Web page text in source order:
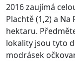
2016 zaujímá
Plachtě (1,2) a Na
hektaru.
lokality jsou tyto
modrásek